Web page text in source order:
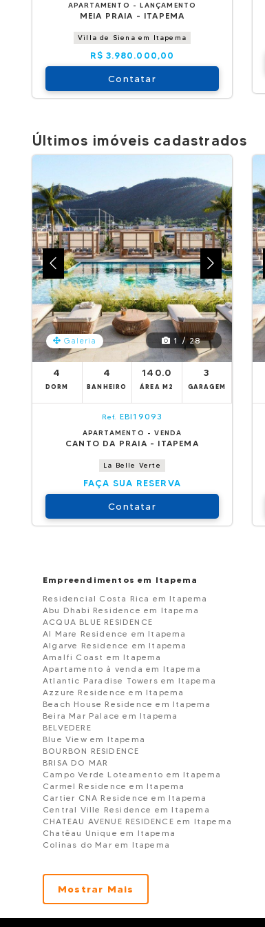
APARTAMENTO - LANÇAMENTO
MEIA PRAIA - ITAPEMA
Villa de Siena em Itapema
R$ 3.980.000,00
Contatar
Últimos imóveis cadastrados
Galeria 1 / 28
4
DORM
4
BANHEIRO
140.0
ÁREA M2
3
GARAGEM
Ref. EBI19093
APARTAMENTO - VENDA
CANTO DA PRAIA - ITAPEMA
La Belle Verte
FAÇA SUA RESERVA
Contatar
Empreendimentos em Itapema
Residencial Costa Rica em Itapema
Abu Dhabi Residence em Itapema
ACQUA BLUE RESIDENCE
Al Mare Residence em Itapema
Algarve Residence em Itapema
Amalfi Coast em Itapema
Apartamento à venda em Itapema
Atlantic Paradise Towers em Itapema
Azzure Residence em Itapema
Beach House Residence em Itapema
Beira Mar Palace em Itapema
BELVEDERE
Blue View em Itapema
BOURBON RESIDENCE
BRISA DO MAR
Campo Verde Loteamento em Itapema
Carmel Residence em Itapema
Cartier CNA Residence em Itapema
Central Ville Residence em Itapema
CHATEAU AVENUE RESIDENCE em Itapema
Chatêau Unique em Itapema
Colinas do Mar em Itapema
COSTAMARE em Itapema
Denver Residence em Itapema
Dom Arthur em Itapema
Mostrar Mais